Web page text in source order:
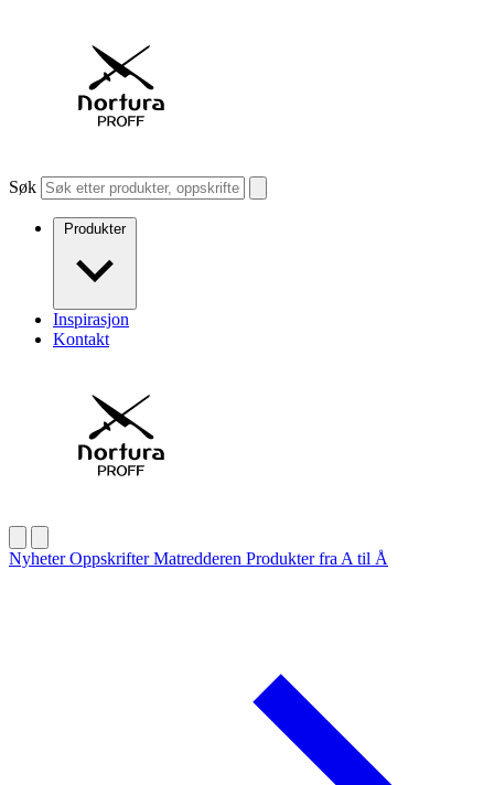
Søk
Produkter
Inspirasjon
Kontakt
NyheterOppskrifterMatredderen Produkter fra A til Å